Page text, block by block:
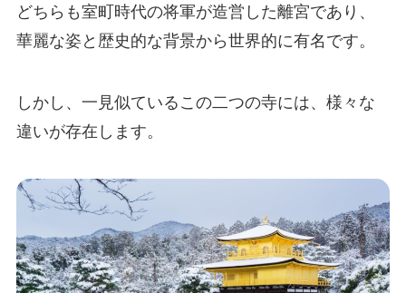
どちらも室町時代の将軍が造営した離宮であり、
華麗な姿と歴史的な背景から世界的に有名です。
しかし、一見似ているこの二つの寺には、様々な
違いが存在します。